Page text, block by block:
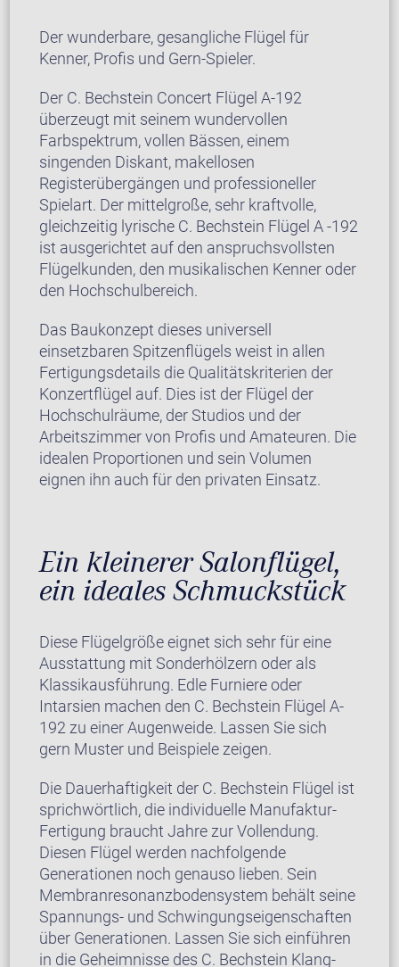
Der wunderbare, gesangliche Flügel für
Kenner, Profis und Gern-Spieler.
Der C. Bechstein Concert Flügel A-192
überzeugt mit seinem wundervollen
Farbspektrum, vollen Bässen, einem
singenden Diskant, makellosen
Registerübergängen und professioneller
Spielart. Der mittelgroße, sehr kraftvolle,
gleichzeitig lyrische C. Bechstein Flügel A -192
ist ausgerichtet auf den anspruchsvollsten
Flügelkunden, den musikalischen Kenner oder
den Hochschulbereich.
Das Baukonzept dieses universell
einsetzbaren Spitzenflügels weist in allen
Fertigungsdetails die Qualitätskriterien der
Konzertflügel auf. Dies ist der Flügel der
Hochschulräume, der Studios und der
Arbeitszimmer von Profis und Amateuren. Die
idealen Proportionen und sein Volumen
eignen ihn auch für den privaten Einsatz.
Ein kleinerer Salonflügel,
ein ideales Schmuckstück
Diese Flügelgröße eignet sich sehr für eine
Ausstattung mit Sonderhölzern oder als
Klassikausführung. Edle Furniere oder
Intarsien machen den C. Bechstein Flügel A-
192 zu einer Augenweide. Lassen Sie sich
gern Muster und Beispiele zeigen.
Die Dauerhaftigkeit der C. Bechstein Flügel ist
sprichwörtlich, die individuelle Manufaktur-
Fertigung braucht Jahre zur Vollendung.
Diesen Flügel werden nachfolgende
Generationen noch genauso lieben. Sein
Membranresonanzbodensystem behält seine
Spannungs- und Schwingungseigenschaften
über Generationen. Lassen Sie sich einführen
in die Geheimnisse des C. Bechstein Klang-